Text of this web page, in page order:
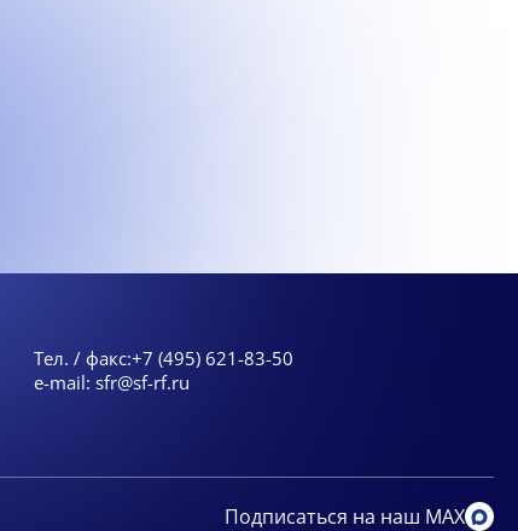
Тел. / факс:+7 (495) 621-83-50
e-mail: sfr@sf-rf.ru
Подписаться на наш MAX